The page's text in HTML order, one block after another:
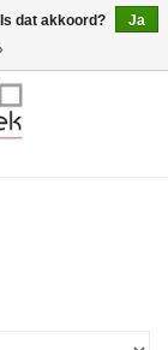
0 Artikelen - €0,00
dat akkoord?
Ja